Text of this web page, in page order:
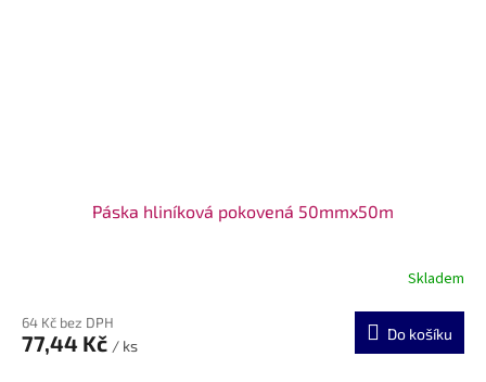
Páska hliníková pokovená 50mmx50m
Skladem
64 Kč bez DPH
77,44 Kč / ks
Do košíku